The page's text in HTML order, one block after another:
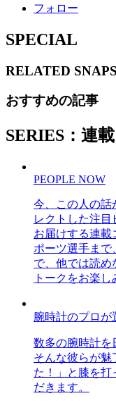
フォロー
SPECIAL
RELATED SNAPS
おすすめの記事
SERIES：連載
PEOPLE NOW
今、この人の話
レクトした注
お届けする連載
ポーツ選手まで
で、他では読め
トークをお楽し
腕時計のプロが
数多の腕時計を
そんな彼らが魅
た！」と膝を打
だきます。